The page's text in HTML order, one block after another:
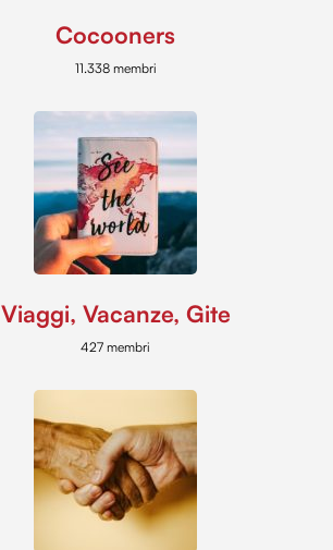
Cocooners
11.338 membri
Viaggi, Vacanze, Gite
427 membri